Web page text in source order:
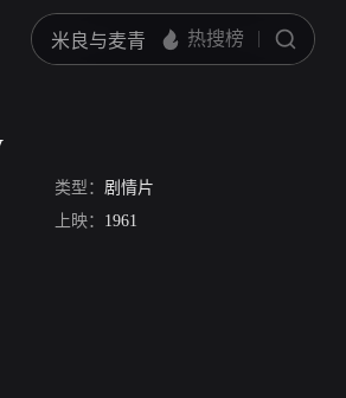
类型： 剧情片
米歇尔·梅奇 June Thorburn
上映： 1961